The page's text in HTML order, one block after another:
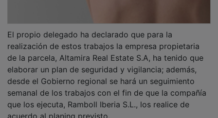
realización de estos trabajos la empresa propietaria
de la parcela, Altamira Real Estate S.A, ha tenido que
elaborar un plan de seguridad y vigilancia; además,
desde el Gobierno regional se hará un seguimiento
semanal de los trabajos con el fin de que la compañía
que los ejecuta, Ramboll Iberia S.L., los realice de
acuerdo al planing previsto.